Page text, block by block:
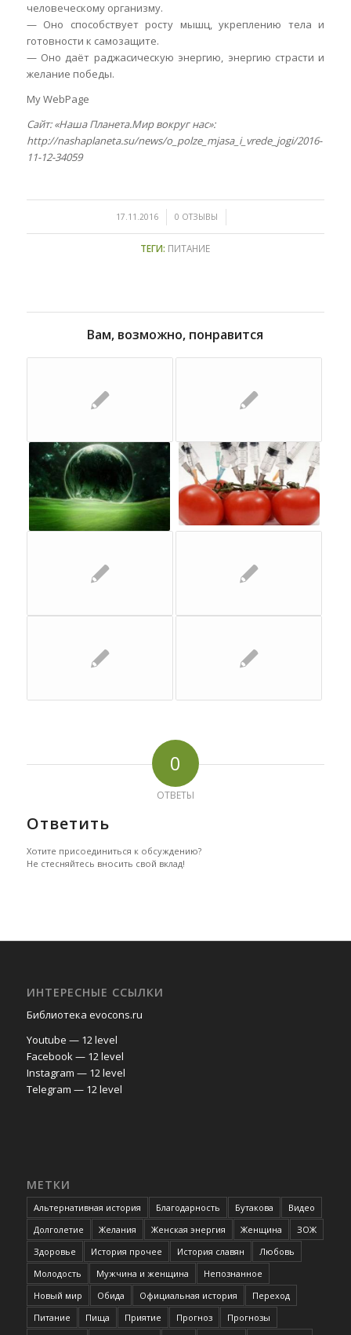
человеческому организму.
— Оно способствует росту мышц, укреплению тела и
готовности к самозащите.
— Оно даёт раджасическую энергию, энергию страсти и
желание победы.
My WebPage
Сайт: «Наша Планета.Мир вокруг нас»:
http://nashaplaneta.su/news/o_polze_mjasa_i_vrede_jogi/2016-
11-12-34059
17.11.2016
/ 0 ОТЗЫВЫ
/
ТЕГИ: ПИТАНИЕ
Вам, возможно, понравится
0
ОТВЕТЫ
Ответить
Хотите присоединиться к обсуждению?
Не стесняйтесь вносить свой вклад!
ИНТЕРЕСНЫЕ ССЫЛКИ
Библиотека evocons.ru
Youtube — 12 level
Facebook — 12 level
Instagram — 12 level
Telegram — 12 level
МЕТКИ
Альтернативная история Благодарность Бутакова
Видео
Долголетие
Желания Женская энергия Женщина
ЗОЖ
Здоровье
История прочее История славян
Любовь
Молодость
Мужчина и женщина
Непознанное
Новый мир
Обида Официальная история
Переход
Питание
Пища Приятие Прогноз
Прогнозы